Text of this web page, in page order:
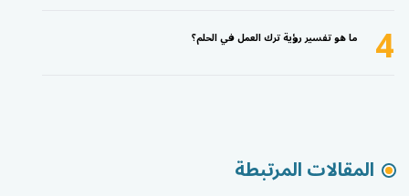
4 ما هو تفسير رؤية ترك العمل في الحلم؟
المقالات المرتبطة